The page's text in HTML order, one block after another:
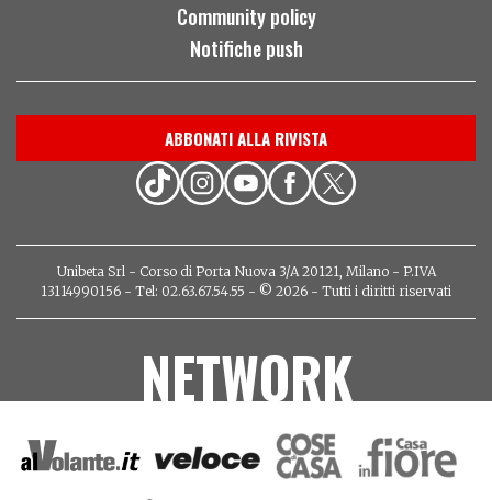
Community policy
Notifiche push
ABBONATI ALLA RIVISTA
Unibeta Srl - Corso di Porta Nuova 3/A 20121, Milano - P.IVA
13114990156 - Tel: 02.63.67.54.55 - © 2026 - Tutti i diritti riservati
NETWORK